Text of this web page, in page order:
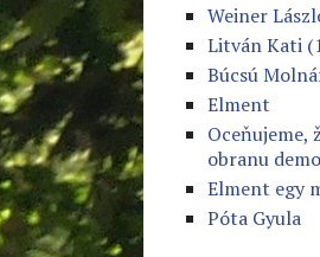
Weiner
Litván Kati
Búcsú
Elment
Oceňujeme,
obranu
Elment egy
Póta Gyula